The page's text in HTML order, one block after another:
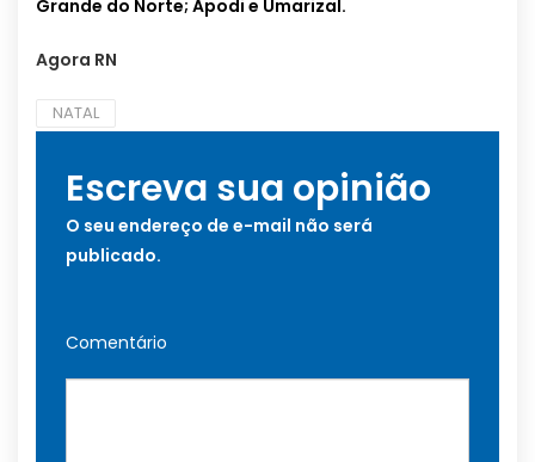
Grande do Norte; Apodi e Umarizal.
Agora RN
NATAL
Escreva sua opinião
O seu endereço de e-mail não será
publicado.
Comentário